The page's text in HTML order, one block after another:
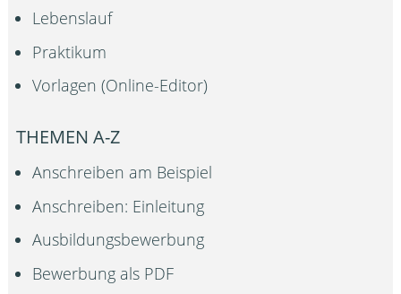
Lebenslauf
Praktikum
Vorlagen (Online-Editor)
THEMEN A-Z
Anschreiben am Beispiel
Anschreiben: Einleitung
Ausbildungsbewerbung
Bewerbung als PDF